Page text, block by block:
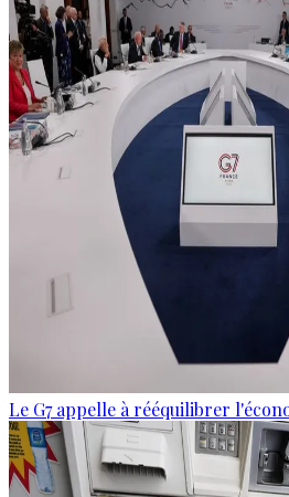
Le G7 appelle à rééquilibrer